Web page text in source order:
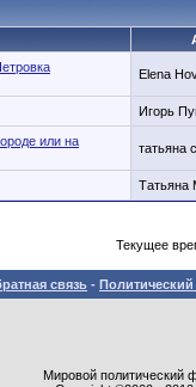
Еlеnа
Игорь
или на
татьяна
Татьяна
Текущее
связь -
Мировой политический